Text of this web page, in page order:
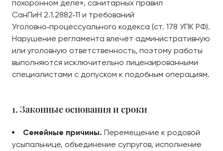
похоронном деле», санитарных правил
СанПиН 2.1.2882‑11 и требований
Уголовно‑процессуального кодекса (ст. 178 УПК РФ).
Нарушение регламента влечёт административную
или уголовную ответственность, поэтому работы
выполняются исключительно лицензированными
специалистами с допуском к подобным операциям.
1. Законные основания и сроки
Семейные причины. Перемещение к родовой
усыпальнице, объединение супругов, исполнение